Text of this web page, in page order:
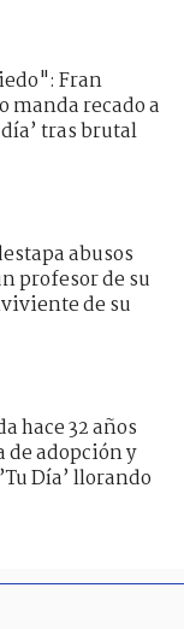
Fran
manda recado a
tras brutal
abusos
profesor de su
de su
hace 32 años
adopción y
Día’ llorando